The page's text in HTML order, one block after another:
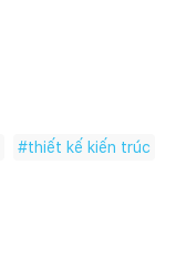
#thiết kế kiến trúc